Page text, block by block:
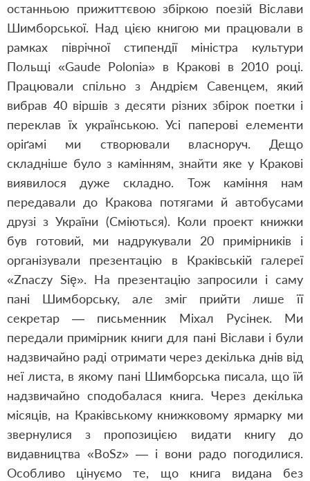
останньою прижиттєвою збіркою поезій Віслави
Шимборської. Над цією книгою ми працювали в
рамках піврічної стипендії міністра культури
Польщі «Gaude Polonia» в Кракові в 2010 році.
Працювали спільно з Андрієм Савенцем, який
вибрав 40 віршів з десяти різних збірок поетки і
переклав їх українською. Усі паперові елементи
оріґамі ми створювали власноруч. Дещо
складніше було з камінням, знайти яке у Кракові
виявилося дуже складно. Тож каміння нам
передавали до Кракова потягами й автобусами
друзі з України (Сміються). Коли проект книжки
був готовий, ми надрукували 20 примірників і
організували презентацію в Краківській галереї
«Znaczy Się». На презентацію запросили і саму
пані Шимборську, але зміг прийти лише її
секретар — письменник Міхал Русінек. Ми
передали примірник книги для пані Віслави і були
надзвичайно раді отримати через декілька днів від
неї листа, в якому пані Шимборська писала, що їй
надзвичайно сподобалася книга. Через декілька
місяців, на Краківському книжковому ярмарку ми
звернулися з пропозицією видати книгу до
видавництва «BoSz» — і вони радо погодилися.
Особливо цінуємо те, що книга видана без